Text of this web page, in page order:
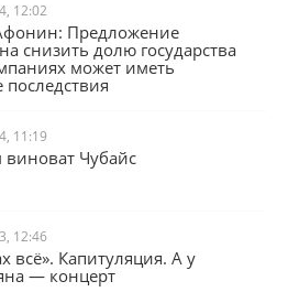
12:02
Предложение
снизить долю государства
может иметь
последствия
11:19
виноват Чубайс
12:46
всё». Капитуляция. А у
— концерт